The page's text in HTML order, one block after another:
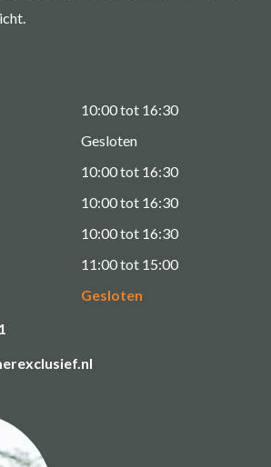
10:00 tot 16:30
Gesloten
10:00 tot 16:30
10:00 tot 16:30
10:00 tot 16:30
11:00 tot 15:00
Gesloten